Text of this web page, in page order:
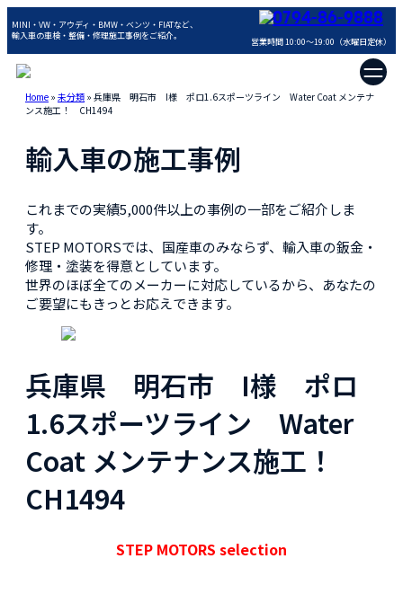
MINI・VW・アウディ・BMW・ベンツ・FIATなど、
輸入車の車検・整備・修理施工事例をご紹介。
0794-86-9888
営業時間 10:00～19:00（水曜日定休）
Home » 未分類 » 兵庫県 明石市 I様 ポロ1.6スポーツライン Water Coat メンテナ
ンス施工！ CH1494
輸入車の施工事例
これまでの実績5,000件以上の事例の一部をご紹介しま
す。
STEP MOTORSでは、国産車のみならず、輸入車の鈑金・
修理・塗装を得意としています。
世界のほぼ全てのメーカーに対応しているから、あなたの
ご要望にもきっとお応えできます。
兵庫県 明石市 I様 ポロ
1.6スポーツライン Water
Coat メンテナンス施工！
CH1494
STEP MOTORS selection